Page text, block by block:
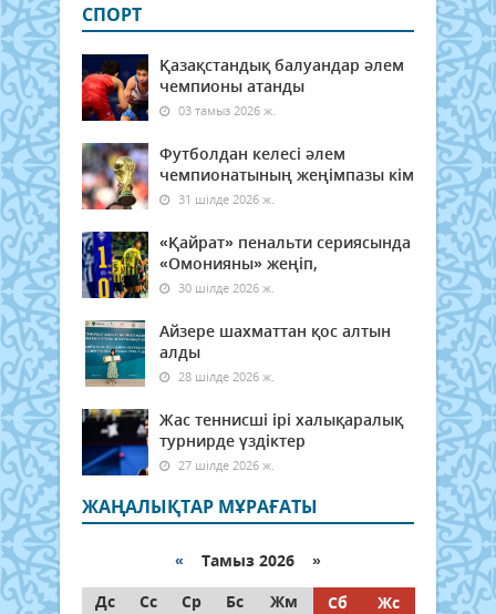
СПОРТ
Қазақстандық балуандар әлем
чемпионы атанды
03 тамыз 2026 ж.
Футболдан келесі әлем
чемпионатының жеңімпазы кім
31 шілде 2026 ж.
«Қайрат» пенальти сериясында
«Омонияны» жеңіп,
30 шілде 2026 ж.
Айзере шахматтан қос алтын
алды
28 шілде 2026 ж.
Жас теннисші ірі халықаралық
турнирде үздіктер
27 шілде 2026 ж.
ЖАҢАЛЫҚТАР МҰРАҒАТЫ
« Тамыз 2026 »
Дс
Сс Ср Бс Жм Сб
Жс